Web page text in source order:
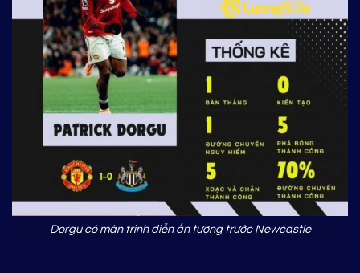
Dorgu có màn trình diễn ấn tượng trước Newcastle